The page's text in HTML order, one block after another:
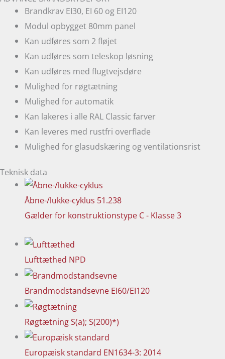
Brandkrav EI30, EI 60 og EI120
Modul opbygget 80mm panel
Kan udføres som 2 fløjet
Kan udføres som teleskop løsning
Kan udføres med flugtvejsdøre
Mulighed for røgtætning
Mulighed for automatik
Kan lakeres i alle RAL Classic farver
Kan leveres med rustfri overflade
Mulighed for glasudskæring og ventilationsrist
Teknisk data
Åbne-/lukke-cyklus 51.238
Gælder for konstruktionstype C - Klasse 3
Lufttæthed NPD
Brandmodstandsevne EI60/EI120
RøgtætningS(a); S(200)*)
Europæisk standard EN1634-3: 2014